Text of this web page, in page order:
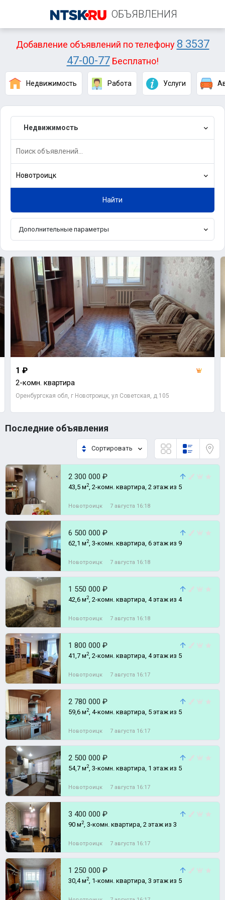
ОБЪЯВЛЕНИЯ
Добавление объявлений по телефону 8 3537
47-00-77Бесплатно!
Недвижимость Работа Услуги
Недвижимость
Новотроицк
Найти
Дополнительные параметры
1 ₽
2-комн. квартира
Оренбургская обл, г Новотроицк, ул Советская, д 105
Последние объявления
Сортировать
2 300 000 ₽
43,5 м2, 2-комн. квартира, 2 этаж из 5
Новотроицк 7 августа 16:18
6 500 000 ₽
62,1 м2, 3-комн. квартира, 6 этаж из 9
Новотроицк 7 августа 16:18
1 550 000 ₽
42,6 м2, 2-комн. квартира, 4 этаж из 4
Новотроицк 7 августа 16:18
1 800 000 ₽
41,7 м2, 2-комн. квартира, 4 этаж из 5
Новотроицк 7 августа 16:17
2 780 000 ₽
59,6 м2, 4-комн. квартира, 5 этаж из 5
Новотроицк 7 августа 16:17
2 500 000 ₽
54,7 м2, 3-комн. квартира, 1 этаж из 5
Новотроицк 7 августа 16:17
3 400 000 ₽
90 м2, 3-комн. квартира, 2 этаж из 3
Новотроицк 7 августа 16:17
1 250 000 ₽
30,4 м2, 1-комн. квартира, 3 этаж из 5